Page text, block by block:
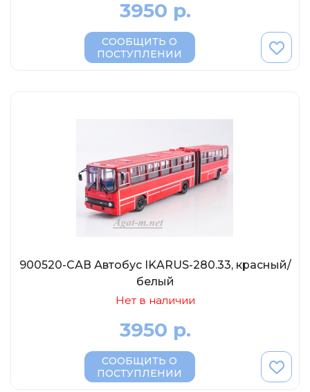
3950 р.
СООБЩИТЬ О
ПОСТУПЛЕНИИ
900520-САВ Автобус IKARUS-280.33, красный/
белый
Нет в наличии
3950 р.
СООБЩИТЬ О
ПОСТУПЛЕНИИ